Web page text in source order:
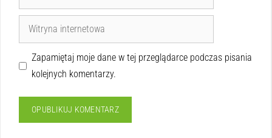
Zapamiętaj moje dane w tej przeglądarce podczas pisania
kolejnych komentarzy.